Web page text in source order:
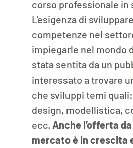
corso professionale in
L’esigenza di
competenze nel
impiegarle nel mondo
stata sentita da un
interessato a trovare
che sviluppi temi
design, modellistica,
ecc. Anche l’offerta
mercato è in crescita